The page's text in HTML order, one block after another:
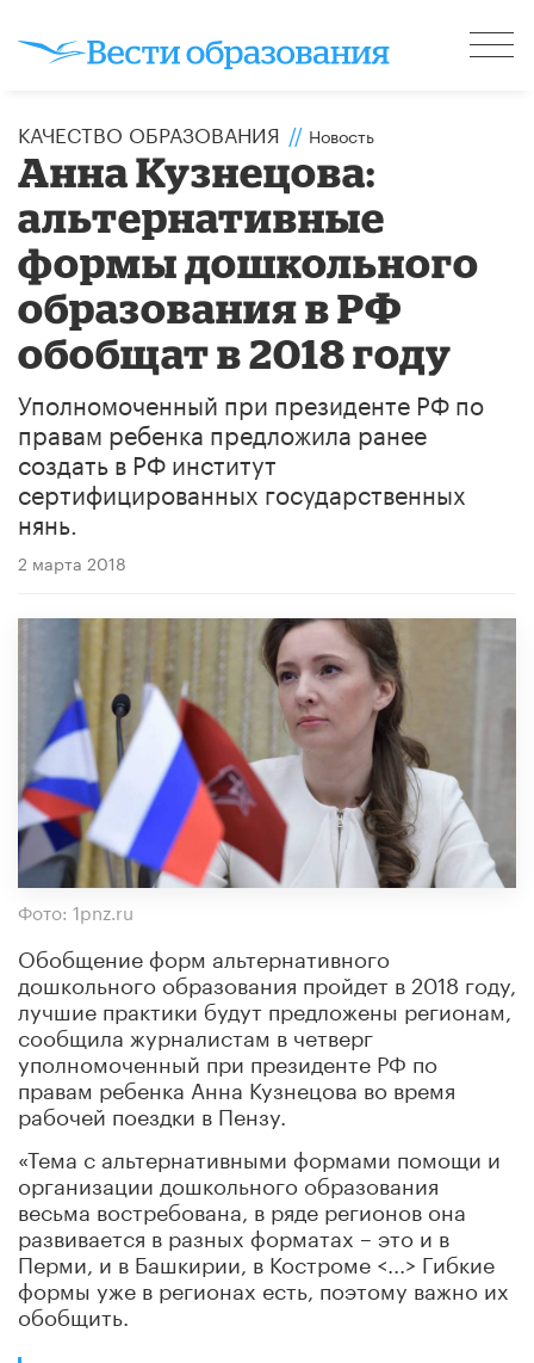
КАЧЕСТВО ОБРАЗОВАНИЯ // Новость
Анна Кузнецова:
альтернативные
формы дошкольного
образования в РФ
обобщат в 2018 году
Уполномоченный при президенте РФ по
правам ребенка предложила ранее
создать в РФ институт
сертифицированных государственных
нянь.
2 марта 2018
Фото: 1pnz.ru
Обобщение форм альтернативного
дошкольного образования пройдет в 2018 году,
лучшие практики будут предложены регионам,
сообщила журналистам в четверг
уполномоченный при президенте РФ по
правам ребенка Анна Кузнецова во время
рабочей поездки в Пензу.
«Тема с альтернативными формами помощи и
организации дошкольного образования
весьма востребована, в ряде регионов она
развивается в разных форматах – это и в
Перми, и в Башкирии, в Костроме <...> Гибкие
формы уже в регионах есть, поэтому важно их
обобщить.